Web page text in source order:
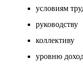
условиям
руководству
коллективу
уровню